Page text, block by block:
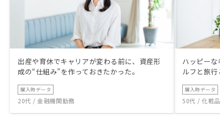
出産や育休でキャリアが変わる前に、資産形
成の“仕組み”を作っておきたかった。
購入時データ
20代 / 金融機関勤務
ハッピー
ルフと旅
購入時データ
50代 / 化粧